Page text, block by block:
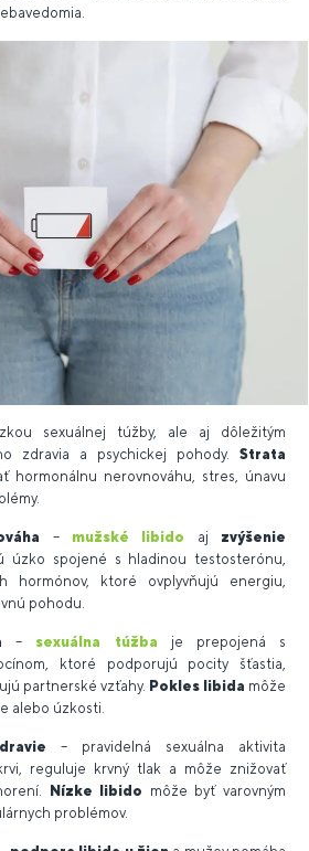
sexuálnej túžby, ale aj dôležitým
zdravia a psychickej pohody. Strata
hormonálnu nerovnováhu, stres, únavu
– mužské libido aj zvýšenie
úzko spojené s hladinou testosterónu,
hormónov, ktoré ovplyvňujú energiu,
pohodu.
– sexuálna túžba je prepojená s
ktoré podporujú pocity šťastia,
partnerské vzťahy. Pokles libida môže
alebo úzkosti.
– pravidelná sexuálna aktivita
reguluje krvný tlak a môže znižovať
Nízke libido môže byť varovným
problémov.